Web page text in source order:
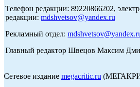
Телефон редакции: 89220866202,
редакции: mdshvetsov@yandex.ru
Рекламный отдел:
Главный редактор Швецов Максим
Сетевое издание megacritic.ru